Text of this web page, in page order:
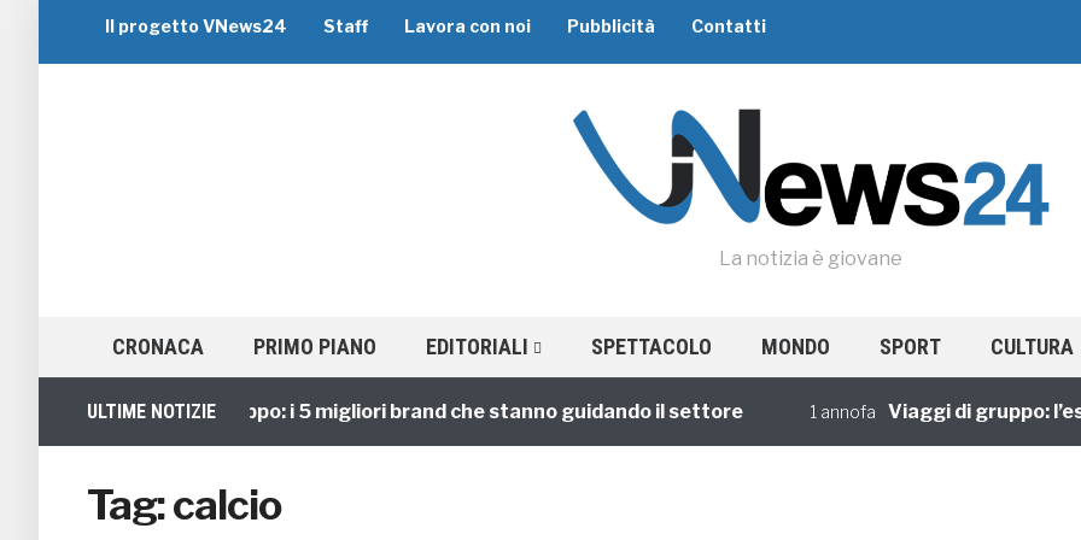
Il progetto VNews24 Staff Lavora con noi Pubblicità Contatti
La notizia è giovane
CRONACA PRIMO PIANO EDITORIALI SPETTACOLO MONDO SPORT CULTURA
ULTIME NOTIZIE
Viaggi di Gruppo: i 5 migliori brand che stanno guidando il settore 1 annofa Viaggi di gruppo:
Tag:calcio